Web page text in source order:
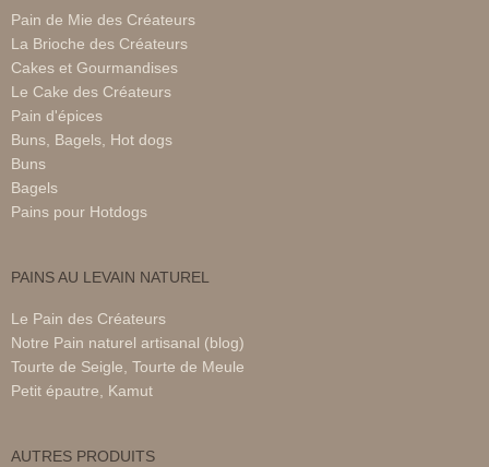
Pain de Mie des Créateurs
La Brioche des Créateurs
Cakes et Gourmandises
Le Cake des Créateurs
Pain d'épices
Buns, Bagels, Hot dogs
Buns
Bagels
Pains pour Hotdogs
PAINS AU LEVAIN NATUREL
Le Pain des Créateurs
Notre Pain naturel artisanal (blog)
Tourte de Seigle, Tourte de Meule
Petit épautre, Kamut
AUTRES PRODUITS